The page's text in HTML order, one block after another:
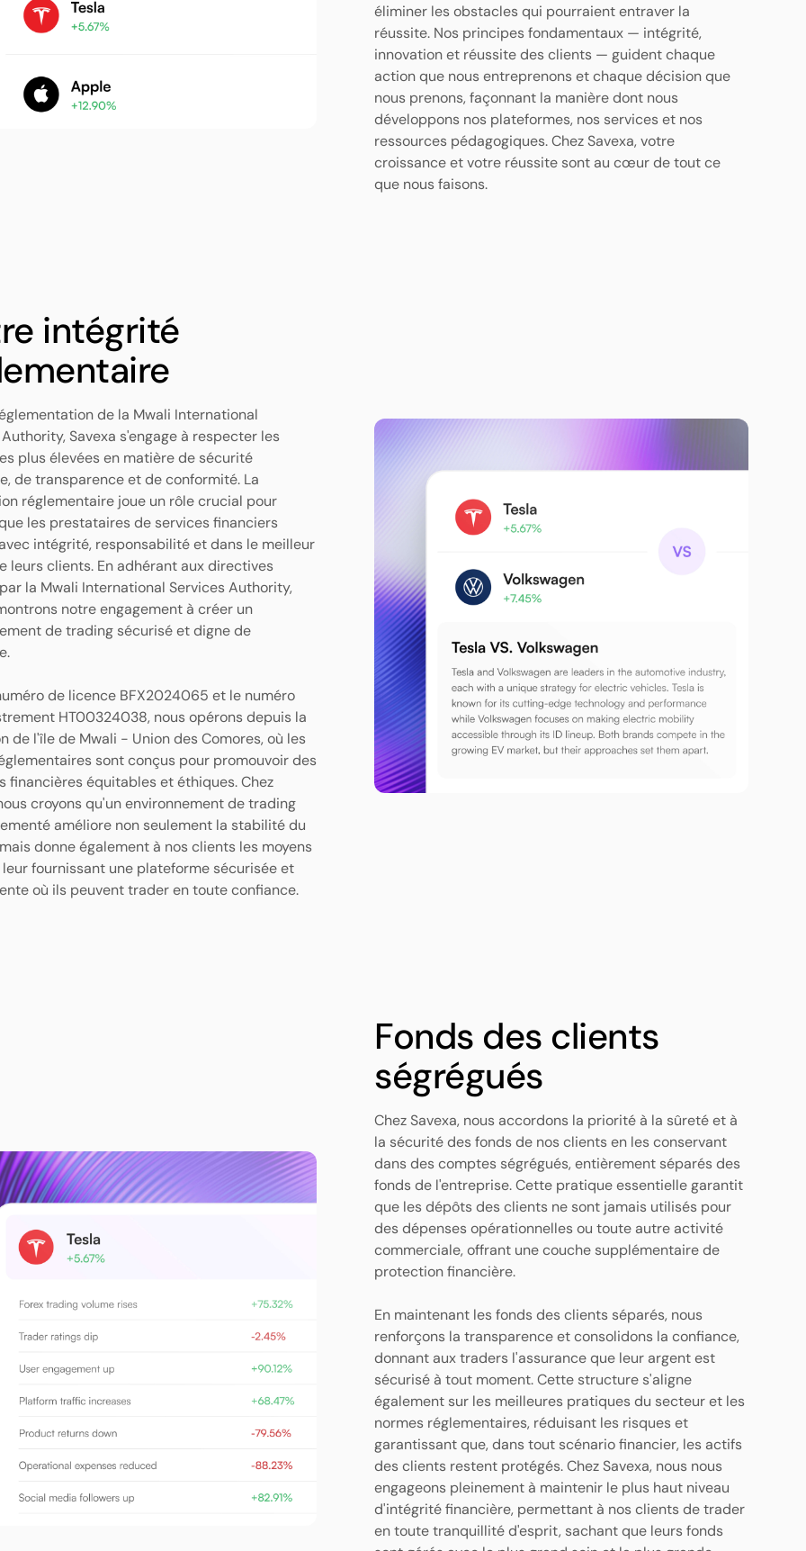
éliminer les obstacles qui pourraient entraver la
réussite. Nos principes fondamentaux — intégrité,
innovation et réussite des clients — guident chaque
action que nous entreprenons et chaque décision que
nous prenons, façonnant la manière dont nous
développons nos plateformes, nos services et nos
ressources pédagogiques. Chez Savexa, votre
croissance et votre réussite sont au cœur de tout ce
que nous faisons.
intégrité
de la Mwali International
Savexa s'engage à respecter les
plus élevées en matière de sécurité
de transparence et de conformité. La
réglementaire joue un rôle crucial pour
les prestataires de services financiers
intégrité, responsabilité et dans le meilleur
leurs clients. En adhérant aux directives
la Mwali International Services Authority,
notre engagement à créer un
de trading sécurisé et digne de
de licence BFX2024065 et le numéro
HT00324038, nous opérons depuis la
de l'île de Mwali - Union des Comores, où les
sont conçus pour promouvoir des
financières équitables et éthiques. Chez
croyons qu'un environnement de trading
améliore non seulement la stabilité du
donne également à nos clients les moyens
fournissant une plateforme sécurisée et
où ils peuvent trader en toute confiance.
Fonds des clients
ségrégués
Chez Savexa, nous accordons la priorité à la sûreté et à
la sécurité des fonds de nos clients en les conservant
dans des comptes ségrégués, entièrement séparés des
fonds de l'entreprise. Cette pratique essentielle garantit
que les dépôts des clients ne sont jamais utilisés pour
des dépenses opérationnelles ou toute autre activité
commerciale, offrant une couche supplémentaire de
protection financière.
En maintenant les fonds des clients séparés, nous
renforçons la transparence et consolidons la confiance,
donnant aux traders l'assurance que leur argent est
sécurisé à tout moment. Cette structure s'aligne
également sur les meilleures pratiques du secteur et les
normes réglementaires, réduisant les risques et
garantissant que, dans tout scénario financier, les actifs
des clients restent protégés. Chez Savexa, nous nous
engageons pleinement à maintenir le plus haut niveau
d'intégrité financière, permettant à nos clients de trader
en toute tranquillité d'esprit, sachant que leurs fonds